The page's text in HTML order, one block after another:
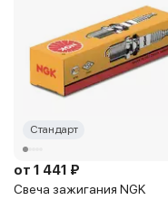
Стандарт
от 1 441 ₽
Свеча зажигания NGK